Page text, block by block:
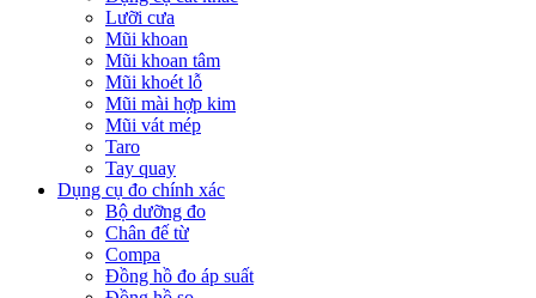
Lưỡi cưa
Mũi khoan
Mũi khoan tâm
Mũi khoét lỗ
Mũi mài hợp kim
Mũi vát mép
Taro
Tay quay
Dụng cụ đo chính xác
Bộ dưỡng đo
Chân đế từ
Compa
Đồng hồ đo áp suất